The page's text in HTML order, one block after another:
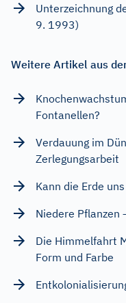
Unterzeichnung
9. 1993)
Weitere Artikel aus
Fontanellen?
Verdauung im
Zerlegungsarbeit
Kann die Erde
Niedere Pflanzen
Die Himmelfahrt
Form und Farbe